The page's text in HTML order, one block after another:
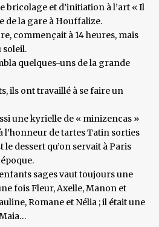
bricolage et d’initiation à l’art « Il
de la gare à Houffalize.
commençait à 14 heures, mais
soleil.
quelques-uns de la grande
ils ont travaillé à se faire un
une kyrielle de « minizencas »
l’honneur de tartes Tatin sorties
le dessert qu’on servait à Paris
époque.
sages vaut toujours une
fois Fleur, Axelle, Manon et
Romane et Nélia ; il était une